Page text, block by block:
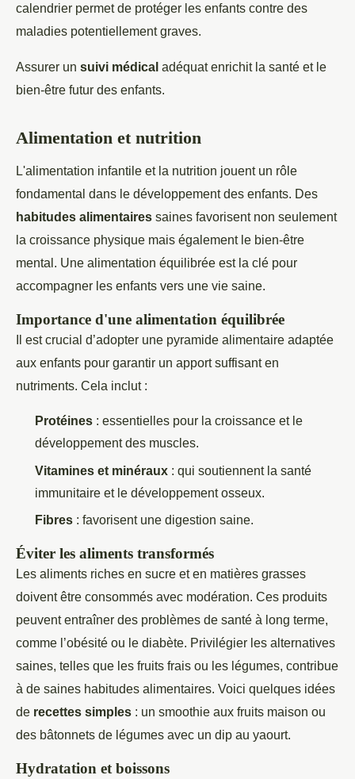
calendrier permet de protéger les enfants contre des
maladies potentiellement graves.
Assurer un suivi médical adéquat enrichit la santé et le
bien-être futur des enfants.
Alimentation et nutrition
L'alimentation infantile et la nutrition jouent un rôle
fondamental dans le développement des enfants. Des
habitudes alimentaires saines favorisent non seulement
la croissance physique mais également le bien-être
mental. Une alimentation équilibrée est la clé pour
accompagner les enfants vers une vie saine.
Importance d'une alimentation équilibrée
Il est crucial d’adopter une pyramide alimentaire adaptée
aux enfants pour garantir un apport suffisant en
nutriments. Cela inclut :
Protéines : essentielles pour la croissance et le
développement des muscles.
Vitamines et minéraux : qui soutiennent la santé
immunitaire et le développement osseux.
Fibres : favorisent une digestion saine.
Éviter les aliments transformés
Les aliments riches en sucre et en matières grasses
doivent être consommés avec modération. Ces produits
peuvent entraîner des problèmes de santé à long terme,
comme l’obésité ou le diabète. Privilégier les alternatives
saines, telles que les fruits frais ou les légumes, contribue
à de saines habitudes alimentaires. Voici quelques idées
de recettes simples : un smoothie aux fruits maison ou
des bâtonnets de légumes avec un dip au yaourt.
Hydratation et boissons